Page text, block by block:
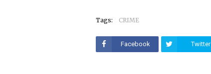
Tags: CRIME
Facebook Twitter